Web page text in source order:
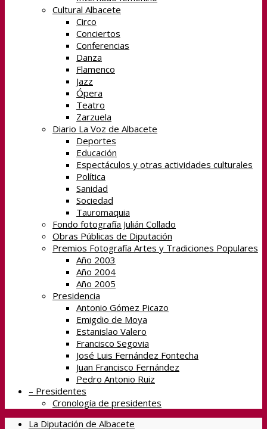
Cultural Albacete
Circo
Conciertos
Conferencias
Danza
Flamenco
Jazz
Ópera
Teatro
Zarzuela
Diario La Voz de Albacete
Deportes
Educación
Espectáculos y otras actividades culturales
Política
Sanidad
Sociedad
Tauromaquia
Fondo fotografía Julián Collado
Obras Públicas de Diputación
Premios Fotografía Artes y Tradiciones Populares
Año 2003
Año 2004
Año 2005
Presidencia
Antonio Gómez Picazo
Emigdio de Moya
Estanislao Valero
Francisco Segovia
José Luis Fernández Fontecha
Juan Francisco Fernández
Pedro Antonio Ruiz
– Presidentes
Cronología de presidentes
La Diputación de Albacete